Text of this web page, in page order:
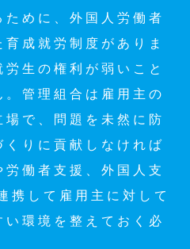
ために、外国人労働者
成就労制度がありま
生の権利が弱いこと
管理組合は雇用主の
で、問題を未然に防
りに貢献しなければ
働者支援、外国人支
携して雇用主に対して
環境を整えておく必